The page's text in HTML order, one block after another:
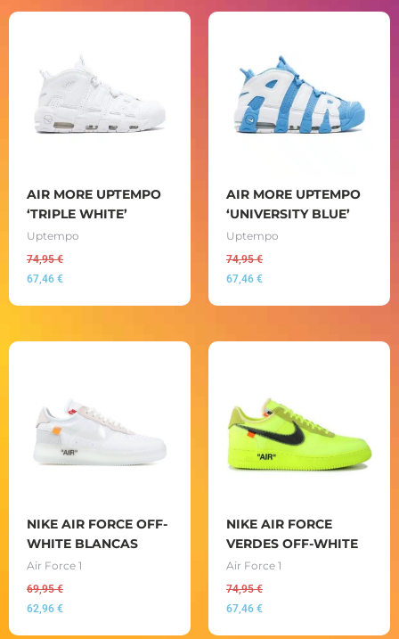
AIR MORE UPTEMPO
‘TRIPLE WHITE’
Uptempo
74,95€
67,46 €
AIR MORE UPTEMPO
‘UNIVERSITY BLUE’
Uptempo
74,95€
67,46 €
NIKE AIR FORCE OFF-
WHITE BLANCAS
Air Force 1
69,95€
62,96 €
NIKE AIR FORCE
VERDES OFF-WHITE
Air Force 1
74,95€
67,46 €